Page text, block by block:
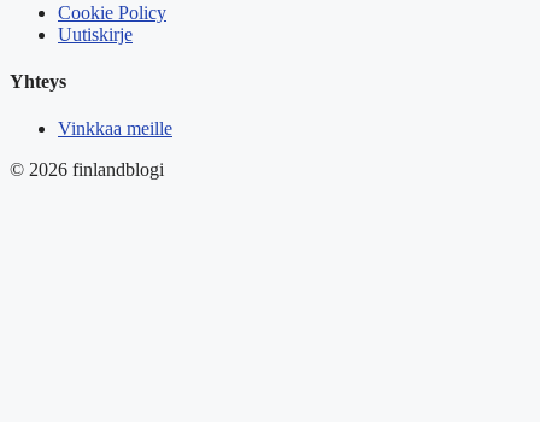
Cookie Policy
Uutiskirje
Yhteys
Vinkkaa meille
© 2026 finlandblogi